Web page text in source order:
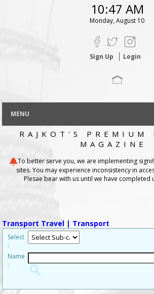
10:47 AM
Monday, August 10
Sign Up Login
MENU
RAJKOT'S PREMIUM
MAGAZINE
To better serve you, we are implementing
sites. You may experience inconsistency in
Plesae bear with us until we have completed
Transport Travel | Transport
Select
:
Name
: